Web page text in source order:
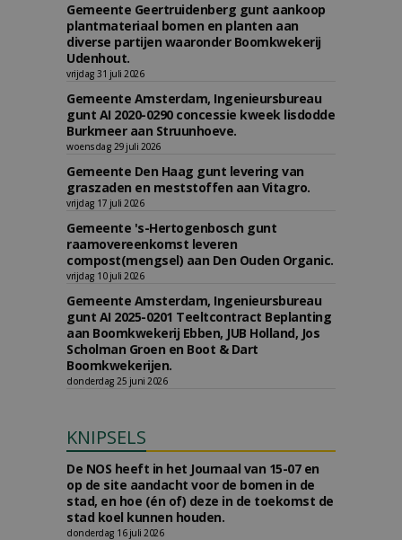
Gemeente Geertruidenberg gunt aankoop
plantmateriaal bomen en planten aan
diverse partijen waaronder Boomkwekerij
Udenhout.
vrijdag 31 juli 2026
Gemeente Amsterdam, Ingenieursbureau
gunt AI 2020-0290 concessie kweek lisdodde
Burkmeer aan Struunhoeve.
woensdag 29 juli 2026
Gemeente Den Haag gunt levering van
graszaden en meststoffen aan Vitagro.
vrijdag 17 juli 2026
Gemeente 's-Hertogenbosch gunt
raamovereenkomst leveren
compost(mengsel) aan Den Ouden Organic.
vrijdag 10 juli 2026
Gemeente Amsterdam, Ingenieursbureau
gunt AI 2025-0201 Teeltcontract Beplanting
aan Boomkwekerij Ebben, JUB Holland, Jos
Scholman Groen en Boot & Dart
Boomkwekerijen.
donderdag 25 juni 2026
KNIPSELS
De NOS heeft in het Journaal van 15-07 en
op de site aandacht voor de bomen in de
stad, en hoe (én of) deze in de toekomst de
stad koel kunnen houden.
donderdag 16 juli 2026